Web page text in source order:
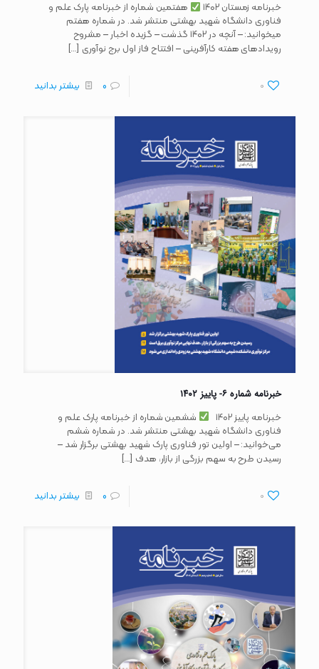
خبرنامه زمستان ۱۴۰۲
هفتمین شماره از خبرنامه پارک علم و
فناوری دانشگاه شهید بهشتی منتشر شد. در شماره هفتم
میخوانید: – آنچه در ۱۴۰۲ گذشت – گزیده اخبار – مشروح
رویدادهای هفته کارآفرینی – افتتاح فاز اول برج نوآوری […]
0
0 بیشتر بدانید
خبرنامه شماره ۶- پاییز ۱۴۰۲
خبرنامه پاییز ۱۴۰۲
ششمین شماره از خبرنامه پارک علم و
فناوری دانشگاه شهید بهشتی منتشر شد. در شماره ششم
می‌خوانید: – اولین تور فناوری پارک شهید بهشتی برگزار شد –
رسیدن طرح به سهم بزرگی از بازار، هدف […]
0
0 بیشتر بدانید